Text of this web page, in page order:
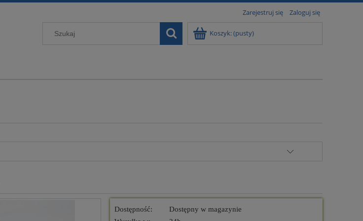
Zarejestruj się Zaloguj się
Koszyk:(pusty)
Dostępność:
Dostępny w magazynie